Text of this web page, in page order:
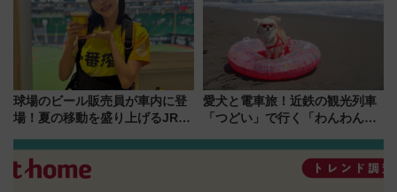
球場のビール販売員が車内に登
場！夏の移動を盛り上げるJR九
月7日限定 ソフトバンクホーク
スとコラボ
愛犬と電車旅！近鉄の観光列車
「つどい」で行く「わんわん列
める日帰りツアー